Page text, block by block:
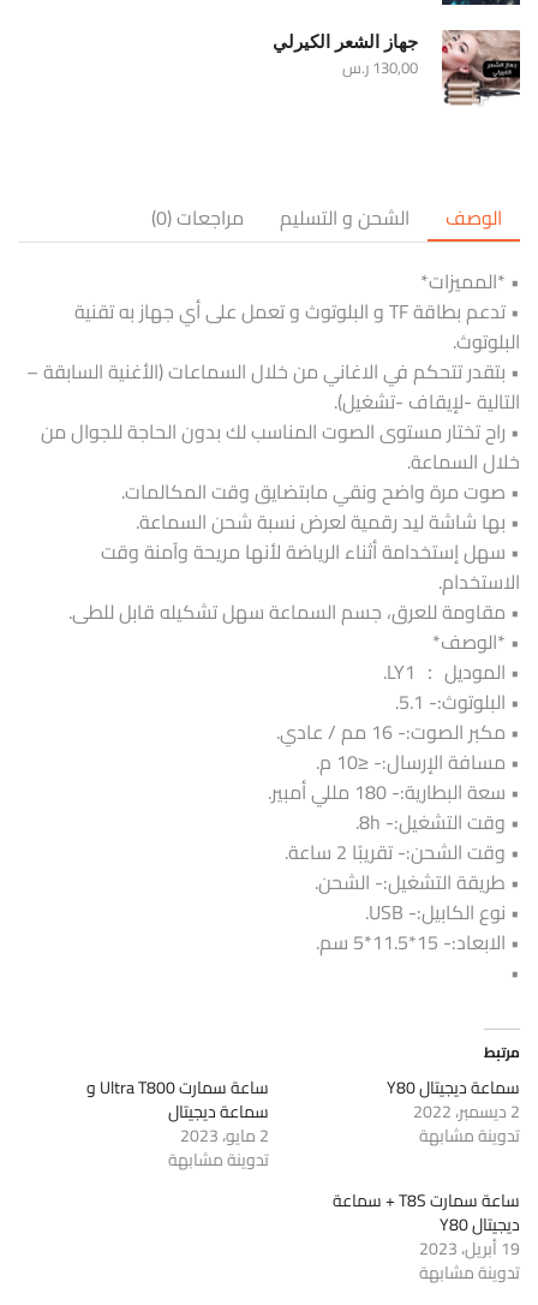
جهاز الشعر الكيرلي
130,00ر.س
الوصف الشحن و التسليم
مراجعات (0)
• *المميزات*
• تدعم بطاقة TF و البلوتوث و تعمل على أي جهاز به تقنية
البلوتوث.
• بتقدر تتحكم في الاغاني من خلال السماعات (الأغنية السابقة –
التالية -لإيقاف -تشغيل).
• راح تختار مستوى الصوت المناسب لك بدون الحاجة للجوال من
خلال السماعة.
• صوت مرة واضح ونقي مابتضايق وقت المكالمات.
• بها شاشة ليد رقمية لعرض نسبة شحن السماعة.
• سهل إستخدامة أثناء الرياضة لأنها مريحة وآمنة وقت
الاستخدام.
• مقاومة للعرق، جسم السماعة سهل تشكيله قابل للطى.
• *الوصف*
• الموديل ： LY1.
• البلوتوث:- 5.1.
• مكبر الصوت:- 16 مم / عادي.
• مسافة الإرسال:- ≤10 م.
• سعة البطارية:- 180 مللي أمبير.
• وقت التشغيل:- 8h.
• وقت الشحن:- تقريبًا 2 ساعة.
• طريقة التشغيل:- الشحن.
• نوع الكابيل:- USB.
• الابعاد:- 15*11.5*5 سم.
•
مرتبط
سماعة ديجيتال Y80
2 ديسمبر، 2022
تدوينة مشابهة
ساعة سمارت Ultra T800 و
سماعة ديجيتال
2 مايو، 2023
تدوينة مشابهة
ساعة سمارت T8S + سماعة
ديجيتال Y80
19 أبريل، 2023
تدوينة مشابهة